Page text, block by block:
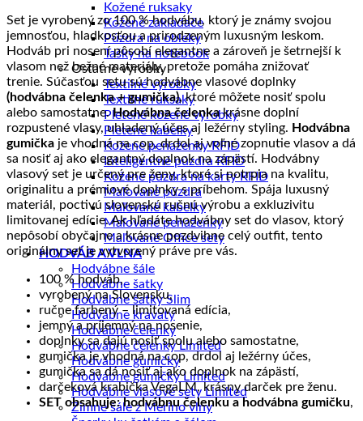
Kožené ruksaky
Kožené zakladače
Púzdra na obleky
Tašky na notebook
Ostatné výrobky
Textilné výrobky
Textilné ruksaky
Pletené kožené výrobky
Pletené kabelky
Kožené peňaženky RFID
Inteligentné púzdra RFID
Kožené púzdra na karty RFID
Maľované púzdra
Maľované kabelky
Maľované peňaženky
Maľované Office sety
HODVÁB A VLNA
Hodvábne šále
Hodvábne šatky
Hodvábne šatky Slim
Hodvábne kravaty
Hodvábne čelenky
Hodvábne čelenky Limited
Hodvábne gumičky
Hodvábne gumičky Limited
Hodvábne vlasové sety Limited
Zimné šále z Merino vlny
Set je vyrobený zo 100 % hodvábu, ktorý je známy svojou
jemnosťou, hladkosťou a prirodzeným luxusným leskom.
Hodváb pri nosení pôsobí elegantne a zároveň je šetrnejší k
vlasom než bežné materiály, pretože pomáha znižovať
trenie. Súčasťou setu sú hodvábne vlasové doplnky
(hodvábna čelenka + gumička),ktoré môžete nosiť spolu
alebo samostatne.Hodvábna čelenkakrásne doplní
rozpustené vlasy, uhladený účes aj ležérny styling. Hodvábna
gumička je vhodná na cop, drdol aj voľné zopnutie vlasov a dá
sa nosiť aj ako elegantný doplnok na zápästí. Hodvábny
vlasový set je určený pre ženy, ktoré si potrpia na kvalitu,
originalitu a prémiové doplnky s príbehom. Spája luxusný
materiál, poctivú slovenskú ručnú výrobu a exkluzivitu
limitovanej edície. Ak hľadáte hodvábny set do vlasov, ktorý
nepôsobí obyčajne a krásne pozdvihne celý outfit, tento
originálny set je vytvorený práve pre vás.
100 % hodváb,
vyrobený na Slovensku,
ručne farbený – limitovaná edícia,
jemný a príjemný na nosenie,
doplnky sa dajú nosiť spolu alebo samostatne,
gumička je vhodná na cop, drdol aj ležérny účes,
gumička sa dá nosiť aj ako doplnok na zápästí,
darčeková krabička VegaLM, krásny darček pre ženu.
SET obsahuje: hodvábnu čelenku a hodvábna gumičku,